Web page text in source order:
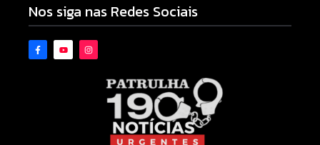
Nos siga nas Redes Sociais